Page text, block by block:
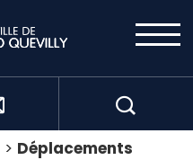
> Déplacements